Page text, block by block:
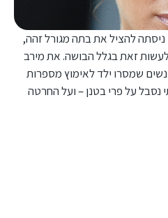
להציל את בתה מגורל זהה,
זאת בגלל הבושה. את מירב
שמסרו ילד לאימוץ מספרות
נסבל על פרי בטנן – ועל החרטה